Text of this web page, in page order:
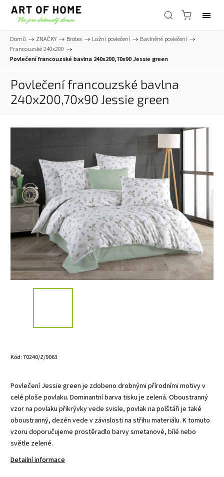
Domů / ZNAČKY / Brotex / Ložní povlečení / Bavlněné povlečení /
Francouzské 240x200 /
Povlečení francouzské bavlna 240x200,70x90 Jessie green
Povlečení francouzské bavlna
240x200,70x90 Jessie green
Kód:70240/Z/9063
Povlečení Jessie green je zdobeno drobnými přírodními motivy v
celé ploše povlaku. Dominantní barva tisku je zelená. Oboustranný
vzor na povlaku přikrývky vede svisle, povlak na polštáři je také
oboustranný, dezén vede v závislosti na střihu materiálu. K tomuto
vzoru doporučujeme prostěradlo barvy smetanové, bílé nebo
světle zelené.
Detailní informace